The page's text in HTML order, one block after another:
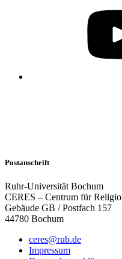
Postanschrift
Ruhr-Universität Bochum
CERES – Centrum für
Gebäude GB / Postfach 157
44780 Bochum
ceres@rub.de
Impressum